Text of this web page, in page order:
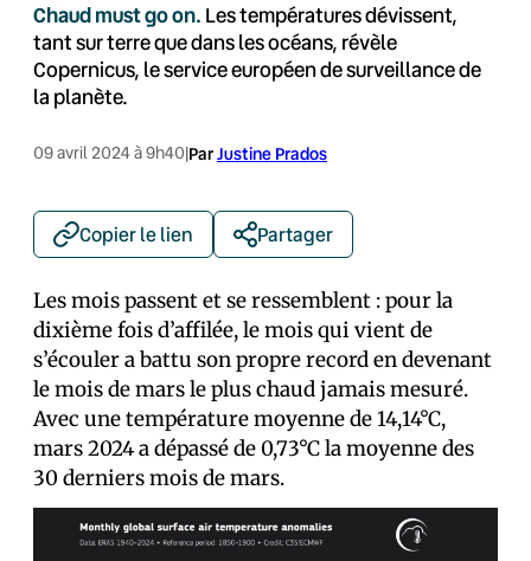
Chaud must go on. Les températures dévissent,
tant sur terre que dans les océans, révèle
Copernicus, le service européen de surveillance de
la planète.
09 avril 2024 à 9h40|ParJustine Prados
Copier le lien Partager
Les mois passent et se ressemblent : pour la
dixième fois d’affilée, le mois qui vient de
s’écouler a battu son propre record en devenant
le mois de mars le plus chaud jamais mesuré.
Avec une température moyenne de 14,14°C,
mars 2024 a dépassé de 0,73°C la moyenne des
30 derniers mois de mars.